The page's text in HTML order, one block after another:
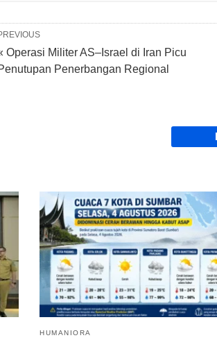
Operasi Militer AS–Israel di Iran Picu
Penerbangan Regional
HUMANIORA